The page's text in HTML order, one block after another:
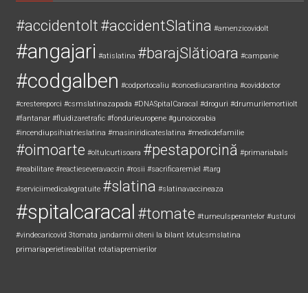
#accidentolt #accidentSlatina #amenzicovidolt
#angajari #atislatina #barajSlătioara #campanie
#codgalben #codportocaliu #concediucarantina #coviddoctor
#crestereporci #csmslatinazapada #DNASpitalCaracal #droguri #drumurilemortiiolt
#fantanar #fluidizaretrafic #fondurieuropene #gunoicorabia
#incendiupsihiatrieslatina #masiniridicateslatina #medicdefamilie
#oimoarte #oltulcurtisoara #pestaporcină #primariabals
#reabilitare #reactieseveravaccin #rosii #sacrificaremiel #targ
#serviciimedicalegratuite #slatina #slatinavaccineaza
#spitalcaracal #tomate #turneulsperantelor #usturoi
#vindecaricovid 3tomata jandarmii olteni la bilant lotulcsmslatina
primariaperietireabilitat rotatiapremierilor